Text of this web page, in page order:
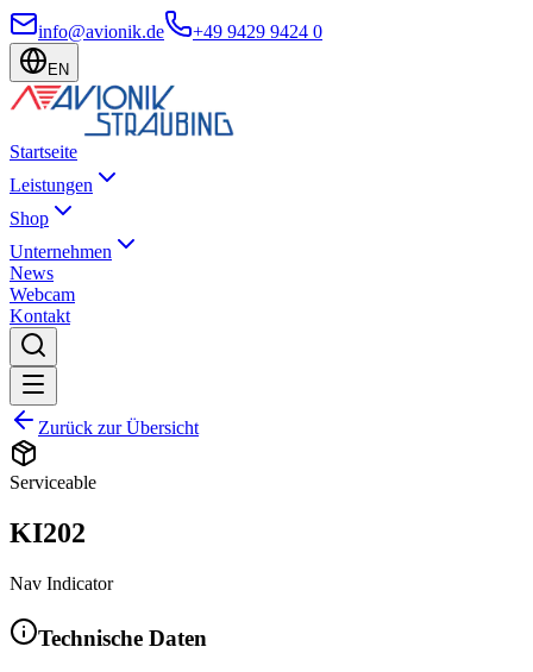
info@avionik.de +49 9429 9424 0
EN
Startseite
Leistungen
Shop
Unternehmen
News
Webcam
Kontakt
Zurück zur Übersicht
Serviceable
KI202
Nav Indicator
Technische Daten